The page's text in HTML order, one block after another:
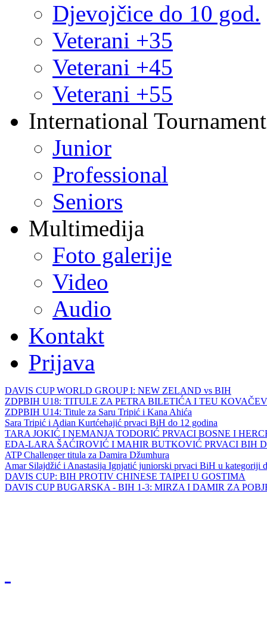
Djevojčice do 10 god.
Veterani +35
Veterani +45
Veterani +55
International
Junior
Professional
Seniors
Multimedija
Foto galerije
Video
Audio
Kontakt
Prijava
DAVIS CUP WORLD GROUP I: NEW ZELAND vs BIH
ZDPBIH U18: TITULE ZA PETRA BILETIĆA I TEU
ZDPBIH U14: Titule za Saru Tripić i Kana Ahića
Sara Tripić i Adian Kurtćehajić prvaci BiH do 12 godina
TARA JOKIĆ I NEMANJA TODORIĆ PRVACI BOSNE I
EDA-LARA ŠAĆIROVIĆ I MAHIR BUTKOVIĆ PRVACI BIH
ATP Challenger titula za Damira Džumhura
Amar Silajdžić i Anastasija Ignjatić juniorski prvaci BiH u kategoriji
DAVIS CUP: BIH PROTIV CHINESE TAIPEI U GOSTIMA
DAVIS CUP BUGARSKA - BIH 1-3: MIRZA I DAMIR ZA